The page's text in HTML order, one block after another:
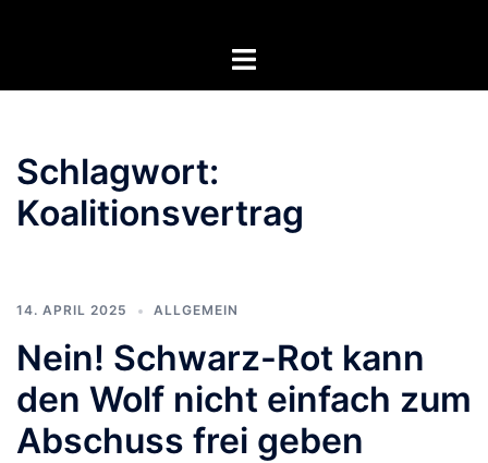
Menü
Schlagwort:
Koalitionsvertrag
14. APRIL 2025 ALLGEMEIN
Nein! Schwarz-Rot kann
den Wolf nicht einfach zum
Abschuss frei geben